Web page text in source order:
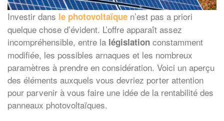
Investir dans le photovoltaïque n’est pas a priori
quelque chose d’évident. L’offre apparaît assez
incompréhensible, entre la législation constamment
modifiée, les possibles arnaques et les nombreux
paramètres à prendre en considération. Voici un aperçu
des éléments auxquels vous devriez porter attention
pour parvenir à vous faire une idée de la rentabilité des
panneaux photovoltaïques.